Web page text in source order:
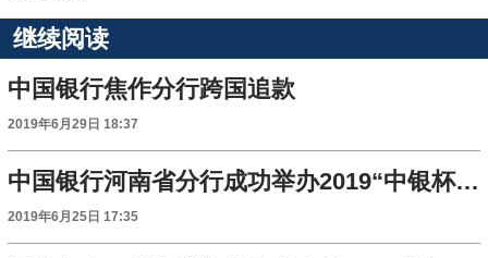
继续阅读
中国银行焦作分行跨国追款
2019年6月29日 18:37
中国银行河南省分行成功举办2019“中银杯”银政企篮球友谊赛
2019年6月25日 17:35